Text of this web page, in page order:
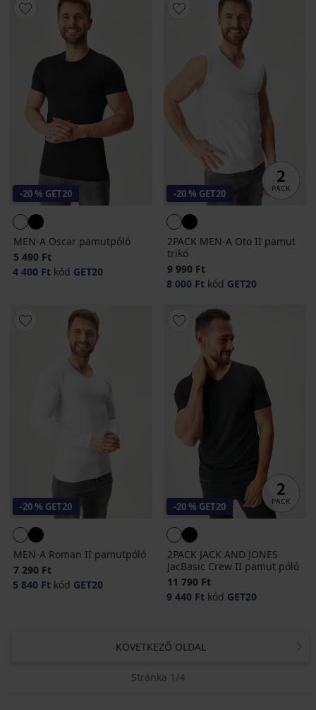
-20 % GET20
MEN-A Oscar pamutpóló
5 490 Ft
4 400 Ft kód GET20
-20 % GET20
2PACK MEN-A Oto II pamut
trikó
9 990 Ft
8 000 Ft kód GET20
-20 % GET20
MEN-A Roman II pamutpóló
7 290 Ft
5 840 Ft kód GET20
-20 % GET20
2PACK JACK AND JONES
JacBasic Crew II pamut póló
11 790 Ft
9 440 Ft kód GET20
KÖVETKEZŐ OLDAL
Stránka 1/4